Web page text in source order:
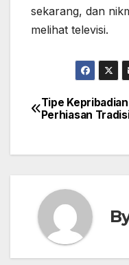
sekarang, dan
melihat televisi.
Post
Tipe
Perhiasan